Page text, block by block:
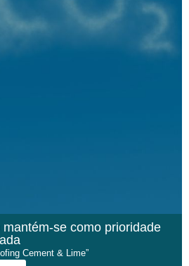
se como prioridade
Cement & Lime”